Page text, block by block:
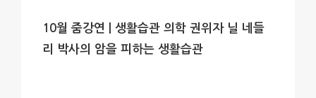
10월 줌강연 | 생활습관 의학 권위자 닐 네들
리 박사의 암을 피하는 생활습관